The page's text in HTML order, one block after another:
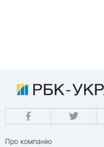
Про компанію